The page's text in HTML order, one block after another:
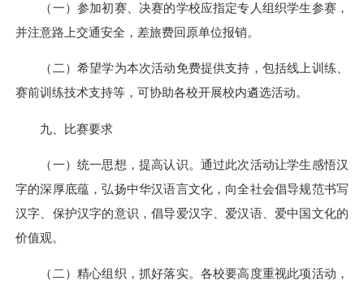
（一）参加初赛、决赛的学校应指定专人组织学生参赛，
并注意路上交通安全，差旅费回原单位报销。
（二）希望学为本次活动免费提供支持，包括线上训练、
赛前训练技术支持等，可协助各校开展校内遴选活动。
九、比赛要求
（一）统一思想，提高认识。通过此次活动让学生感悟汉
字的深厚底蕴，弘扬中华汉语言文化，向全社会倡导规范书写
汉字、保护汉字的意识，倡导爱汉字、爱汉语、爱中国文化的
价值观。
（二）精心组织，抓好落实。各校要高度重视此项活动，